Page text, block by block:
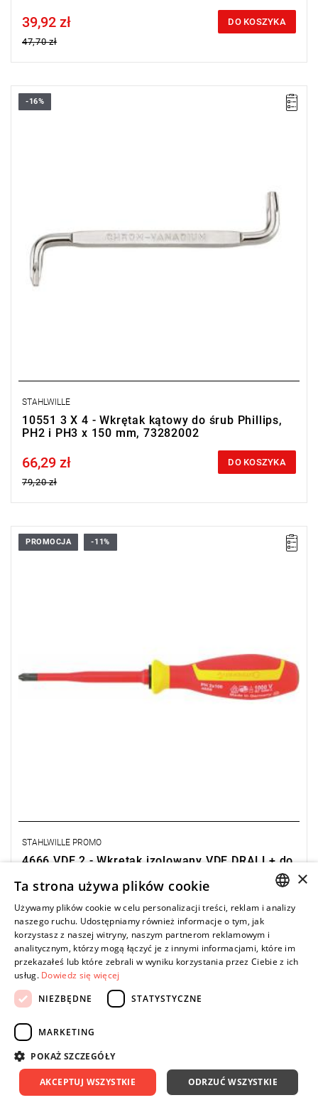
Price tax included
39,92 zł
47,70 zł
DO KOSZYKA
-16%
STAHLWILLE
10551 3 X 4 - Wkrętak kątowy do śrub Phillips,
PH2 i PH3 x 150 mm, 73282002
Price tax included
66,29 zł
79,20 zł
DO KOSZYKA
PROMOCJA -11%
STAHLWILLE PROMO
4666 VDE 2 - Wkrętak izolowany VDE DRALL+ do
27,66 zł
31,00 zł
DO KOSZYKA
Phillips-Recess®
-16%
ENGLISH
×
Ta strona używa plików cookie
Używamy plików cookie w celu personalizacji treści, reklam i analizy
naszego ruchu. Udostępniamy również informacje o tym, jak
korzystasz z naszej witryny, naszym partnerom reklamowym i
analitycznym, którzy mogą łączyć je z innymi informacjami, które im
przekazałeś lub które zebrali w wyniku korzystania przez Ciebie z ich
usług. Dowiedz się więcej
NIEZBĘDNE
STATYSTYCZNE
MARKETING
POKAŻ SZCZEGÓŁY
AKCEPTUJ WSZYSTKIE ODRZUĆ WSZYSTKIE